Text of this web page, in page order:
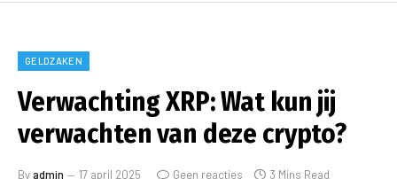
GELDZAKEN
Verwachting XRP: Wat kun jij
verwachten van deze crypto?
Byadmin 17 april 2025 Geen reacties 3 Mins Read